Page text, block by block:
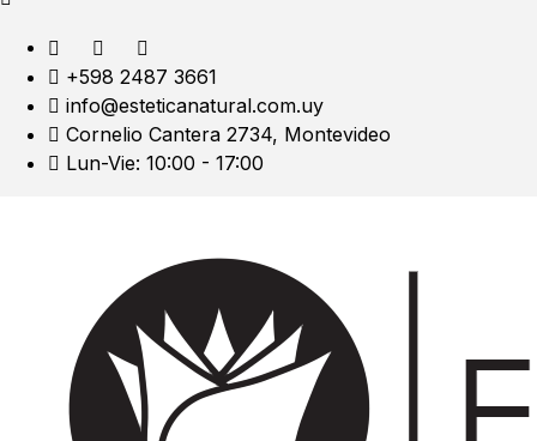
+598 2487 3661
info@esteticanatural.com.uy
Cornelio Cantera 2734, Montevideo
Lun-Vie: 10:00 - 17:00